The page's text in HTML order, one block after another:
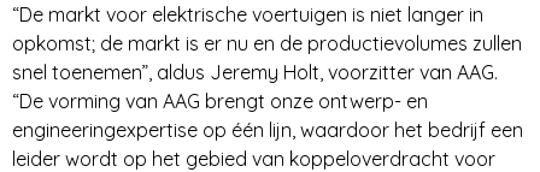
“De markt voor elektrische voertuigen is niet langer in
opkomst; de markt is er nu en de productievolumes zullen
snel toenemen”, aldus Jeremy Holt, voorzitter van AAG.
“De vorming van AAG brengt onze ontwerp- en
engineeringexpertise op één lijn, waardoor het bedrijf een
leider wordt op het gebied van koppeloverdracht voor